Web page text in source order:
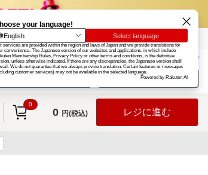
楽天グループ カード
お知らせ ヘルプ
ログイン
0
0 円(税込) レジに進む